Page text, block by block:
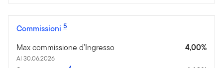
Commissioni 5
Max commissione d’Ingresso
Al 30.06.2026
4,00%